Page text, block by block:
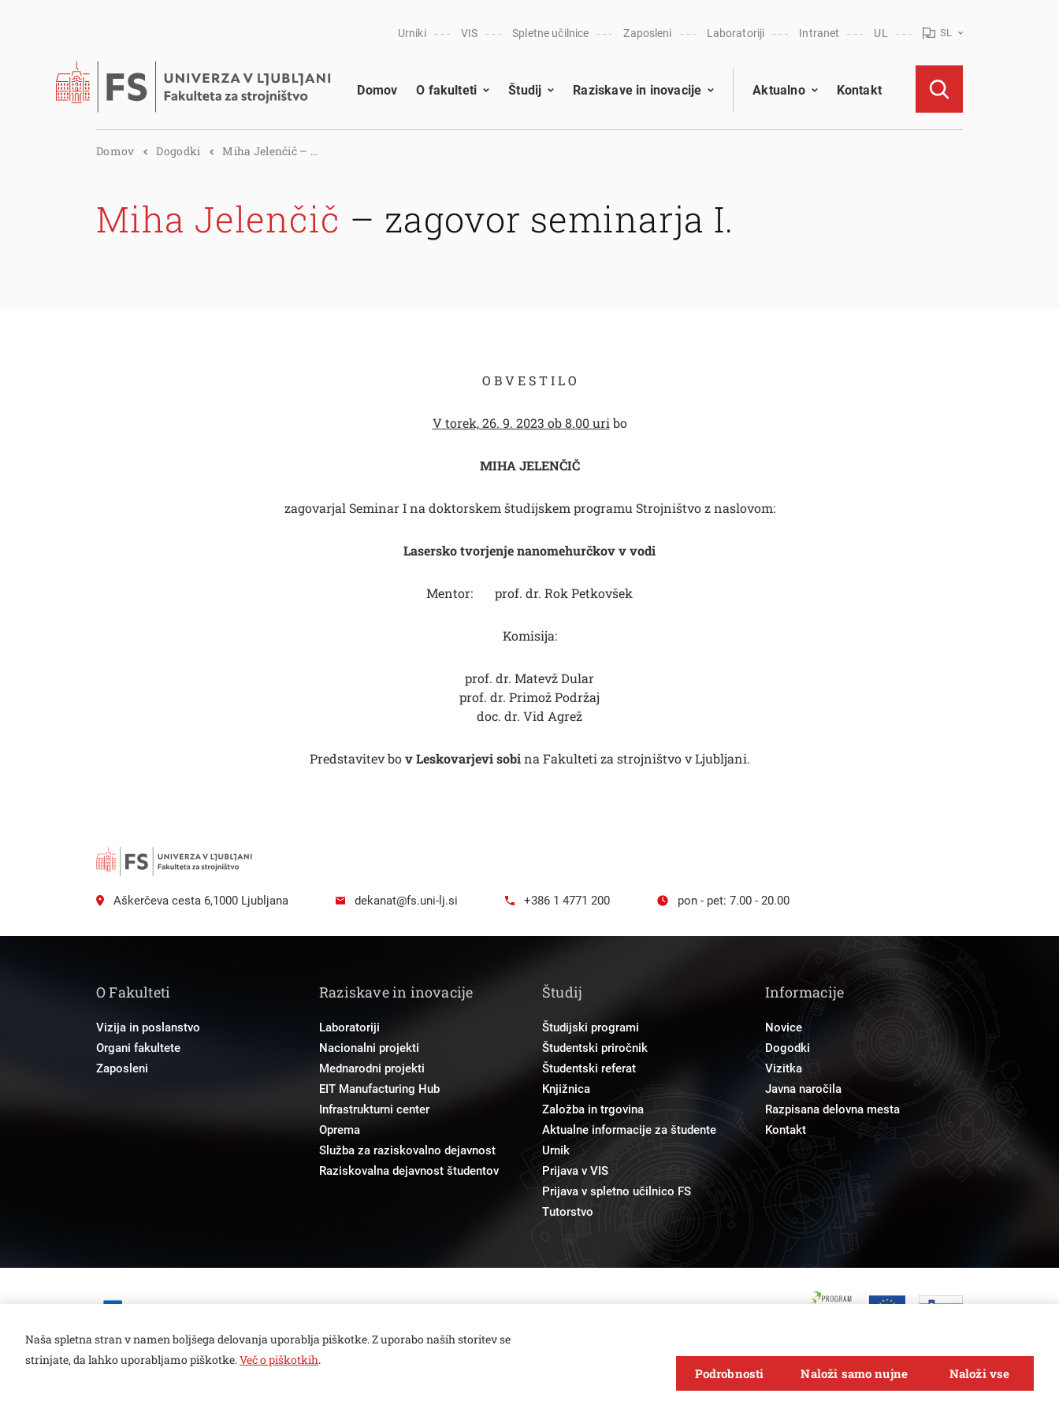
Urniki VIS Spletne učilnice Zaposleni Laboratoriji Intranet UL SL
Domov O fakulteti Študij Raziskave in inovacije Aktualno Kontakt
Domov Dogodki Miha Jelenčič – ...
Miha Jelenčič – zagovor seminarja I.
O B V E S T I L O
V torek, 26. 9. 2023 ob 8.00 uri bo
MIHA JELENČIČ
zagovarjal Seminar I na doktorskem študijskem programu Strojništvo z naslovom:
Lasersko tvorjenje nanomehurčkov v vodi
Mentor: prof. dr. Rok Petkovšek
Komisija:
prof. dr. Matevž Dular
prof. dr. Primož Podržaj
doc. dr. Vid Agrež
Predstavitev bov Leskovarjevi sobina Fakulteti za strojništvo v Ljubljani.
Aškerčeva cesta 6,1000 Ljubljana dekanat@fs.uni-lj.si +386 1 4771 200 pon - pet: 7.00 - 20.00
O Fakulteti
Vizija in poslanstvo
Organi fakultete
Zaposleni
Raziskave in inovacije
Laboratoriji
Nacionalni projekti
Mednarodni projekti
EIT Manufacturing Hub
Infrastrukturni center
Oprema
Služba za raziskovalno dejavnost
Raziskovalna dejavnost študentov
Študij
Študijski programi
Študentski priročnik
Študentski referat
Knjižnica
Založba in trgovina
Aktualne informacije za študente
Urnik
Prijava v VIS
Prijava v spletno učilnico FS
Tutorstvo
Informacije
Novice
Dogodki
Vizitka
Javna naročila
Razpisana delovna mesta
Kontakt
Naša spletna stran v namen boljšega delovanja uporablja piškotke. Z uporabo naših storitev se
strinjate, da lahko uporabljamo piškotke.Več o piškotkih.
Podrobnosti Naloži samo nujne Naloži vse